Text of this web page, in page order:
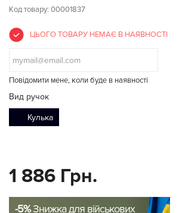
Код товару: 00001837
ЦЬОГО ТОВАРУ НЕМАЄ В НАЯВНОСТІ
Повідомити мене, коли буде в наявності
Вид ручок
Кулька
1 886 Грн.
-5%Знижка для військових